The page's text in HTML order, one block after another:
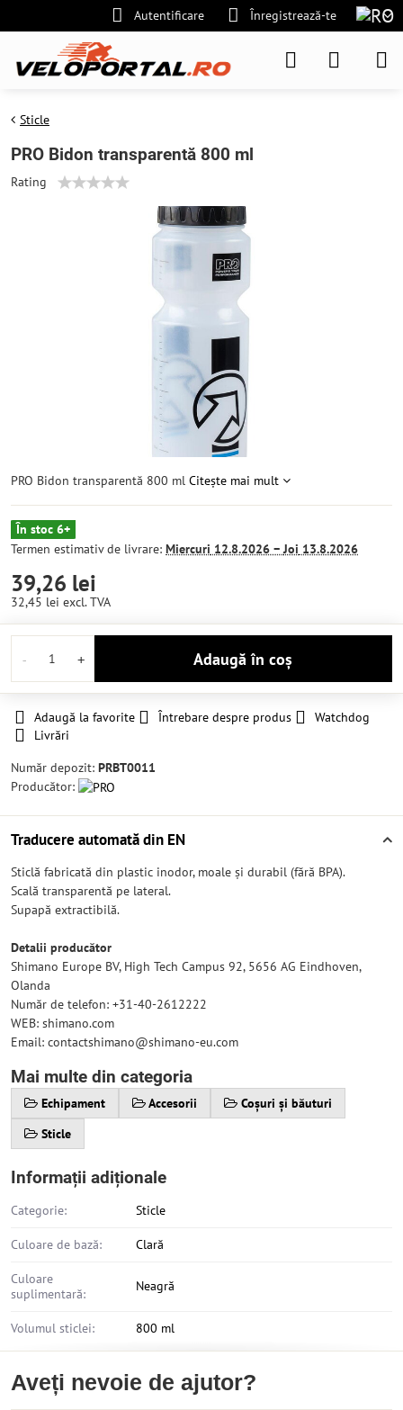
Autentificare Înregistrează-te
Sticle
PRO Bidon transparentă 800 ml
Rating
PRO Bidon transparentă 800 ml Citește mai mult
În stoc 6+
Termen estimativ de livrare: Miercuri 12.8.2026 −Joi 13.8.2026
39,26 lei
32,45 lei excl. TVA
Adaugă în coș
Adaugă la favorite Întrebare despre produs
Watchdog
Livrări
Număr depozit: PRBT0011
Producător:
Traducere automată din EN
Sticlă fabricată din plastic inodor, moale și durabil (fără BPA).
Scală transparentă pe lateral.
Supapă extractibilă.
Detalii producător
Shimano Europe BV, High Tech Campus 92, 5656 AG Eindhoven,
Olanda
Număr de telefon: +31-40-2612222
WEB: shimano.com
Email: contactshimano@shimano-eu.com
Mai multe din categoria
Echipament Accesorii
Coșuri și băuturi
Sticle
Informații adiționale
Categorie: Sticle
Culoare de bază: Clară
Culoare
suplimentară:
Neagră
Volumul sticlei: 800 ml
Aveți nevoie de ajutor?